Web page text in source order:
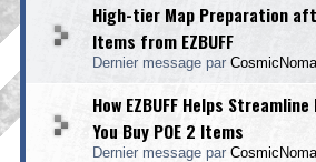
High-tier Map Preparation
Items from EZBUFF
Dernier message par
How EZBUFF Helps
You Buy POE 2 Items
Dernier message par